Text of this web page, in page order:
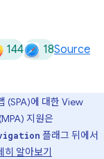
144 18Source
(SPA)에 대한 View
지원은
플래그 뒤에서
히 알아보기